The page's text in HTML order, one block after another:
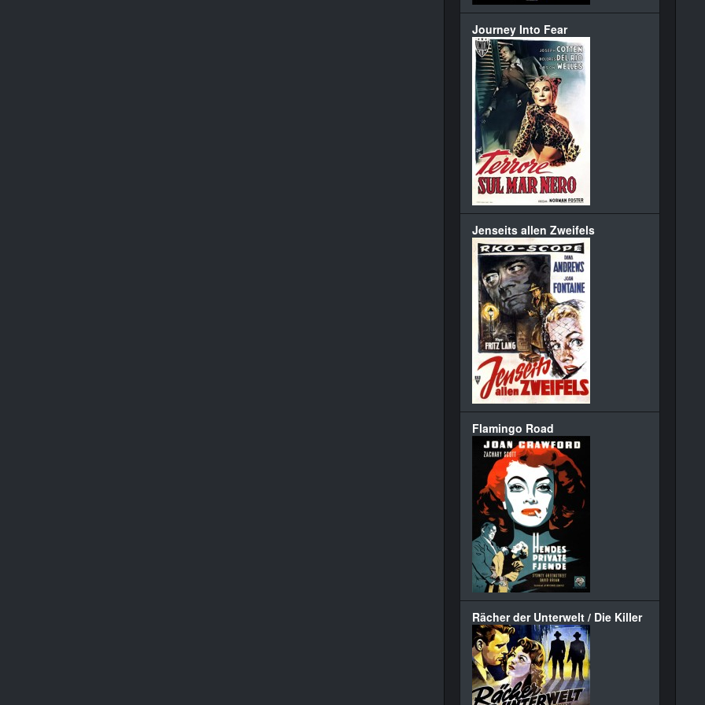
Journey Into Fear
Jenseits allen Zweifels
Flamingo Road
Rächer der Unterwelt / Die Killer